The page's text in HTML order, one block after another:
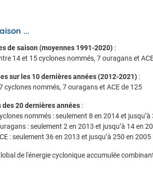
...
de saison (moyennes 1991-2020) :
14 et 15 cyclones nommés, 7 ouragans et
sur les 10 dernières années (2012-2021) :
cyclones nommés, 7 ouragans et ACE de 125
des 20 dernières années :
nommés : seulement 8 en 2014 et jusqu’à
: seulement 2 en 2013 et jusqu’à 14 en
: seulement 36 en 2013 et jusqu’à 250 en 2005
de l'énergie cyclonique accumulée